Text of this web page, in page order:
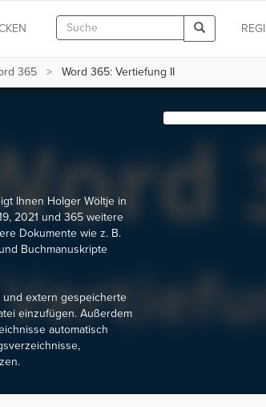
365 Word 365: Vertiefung II
Ihnen Holger Wöltje in
2021 und 365 weitere
Dokumente wie z. B.
Buchmanuskripte
und extern gespeicherte
einzufügen. Außerdem
automatisch